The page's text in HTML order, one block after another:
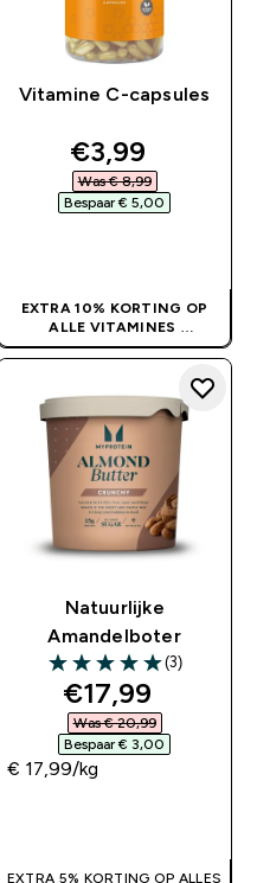
Vitamine C-capsules
discounted
€3,99‎
Was € 8,99‎
Bespaar € 5,00‎
EXTRA 10% KORTING OP
ALLE VITAMINES
GEEN CODE NODIG
Natuurlijke
Amandelboter
5 out of 5 stars
(3)
discounted
€17,99‎
Was € 20,99‎
Bespaar € 3,00‎
€ 17,99‎/kg
EXTRA 5% KORTING OP ALLES